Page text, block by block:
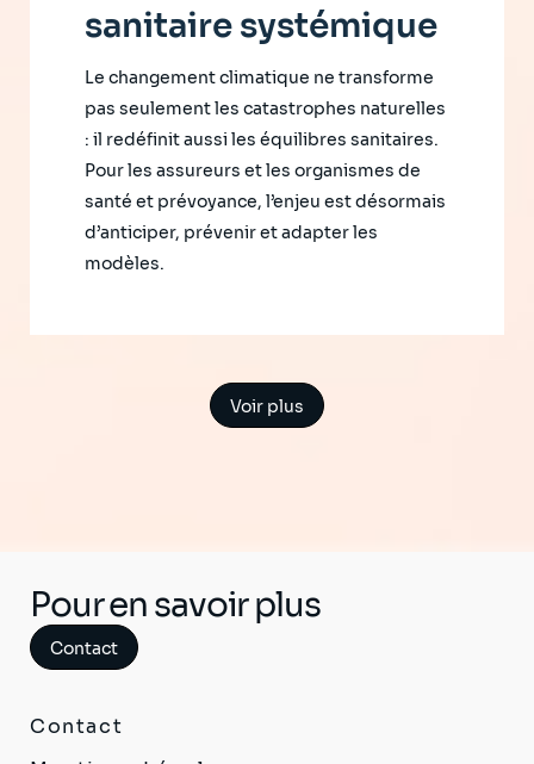
sanitaire systémique
Le changement climatique ne transforme
pas seulement les catastrophes naturelles
: il redéfinit aussi les équilibres sanitaires.
Pour les assureurs et les organismes de
santé et prévoyance, l’enjeu est désormais
d’anticiper, prévenir et adapter les
modèles.
Voir plus
Pour en savoir plus
Contact
Contact